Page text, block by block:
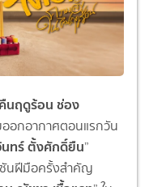
นฤดูร้อน ช่อง
ออกอากาศตอนแรกวัน
ทร์ ตั้งศักดิ์ยืน”
ชันฝีมือครั้งสำคัญ